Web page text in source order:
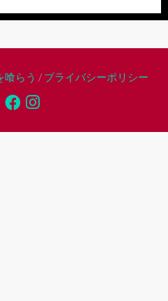
喰らう / プライバシーポリシー
Facebook
Instagram